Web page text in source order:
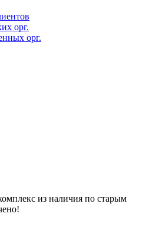
орг.
орг.
из наличия по старым